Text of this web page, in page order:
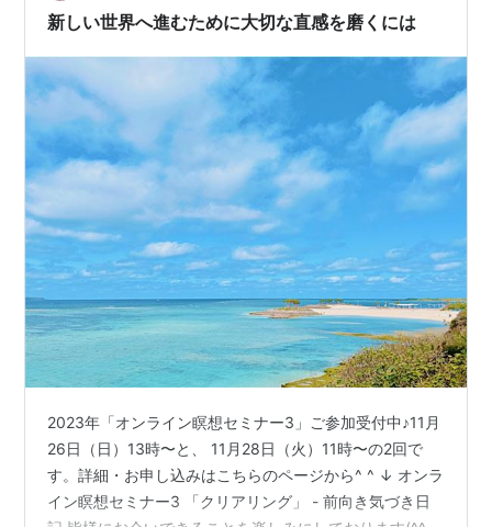
新しい世界へ進むために大切な直感を磨くには
2023年「オンライン瞑想セミナー3」ご参加受付中♪11月
26日（日）13時〜と、 11月28日（火）11時〜の2回で
す。詳細・お申し込みはこちらのページから^ ^ ↓ オンラ
イン瞑想セミナー3 「クリアリング」 - 前向き気づき日